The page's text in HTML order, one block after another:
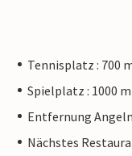
Tennisplatz : 700
Spielplatz : 1000 m
Entfernung
Nächstes